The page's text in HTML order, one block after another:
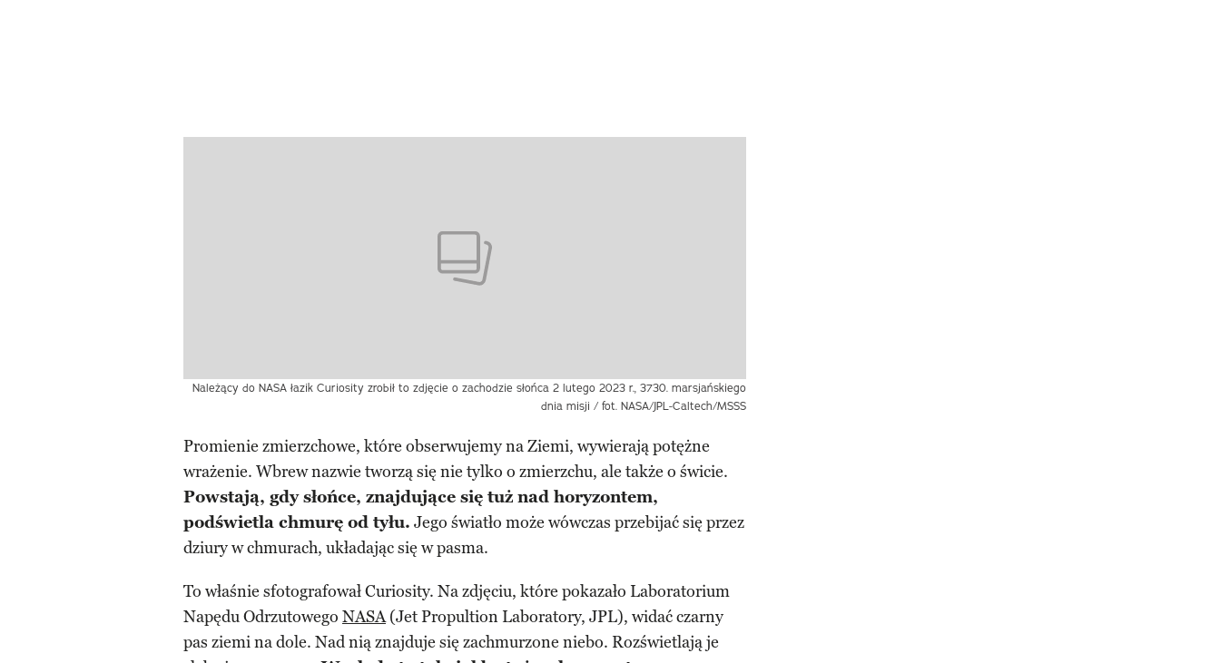
Należący do NASA łazik Curiosity zrobił to zdjęcie o zachodzie słońca 2 lutego 2023 r., 3730. marsjańskiego
dnia misji / fot. NASA/JPL-Caltech/MSSS
Promienie zmierzchowe, które obserwujemy na Ziemi, wywierają potężne
wrażenie. Wbrew nazwie tworzą się nie tylko o zmierzchu, ale także o świcie.
Powstają, gdy słońce, znajdujące się tuż nad horyzontem,
podświetla chmurę od tyłu. Jego światło może wówczas przebijać się przez
dziury w chmurach, układając się w pasma.
To właśnie sfotografował Curiosity. Na zdjęciu, które pokazało Laboratorium
Napędu Odrzutowego NASA(Jet Propultion Laboratory, JPL), widać czarny
pas ziemi na dole. Nad nią znajduje się zachmurzone niebo. Rozświetlają je